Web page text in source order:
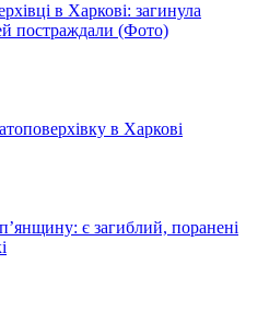
в Харкові: загинула
постраждали (Фото)
в Харкові
є загиблий, поранені